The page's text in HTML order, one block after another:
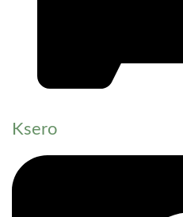
Ksero